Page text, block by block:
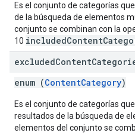
Es el conjunto de categorías
de la búsqueda de elementos
conjunto se combinan con la
10
excludedContent
enum (ContentCategory)
Es el conjunto de categorías
resultados de la búsqueda de
elementos del conjunto se